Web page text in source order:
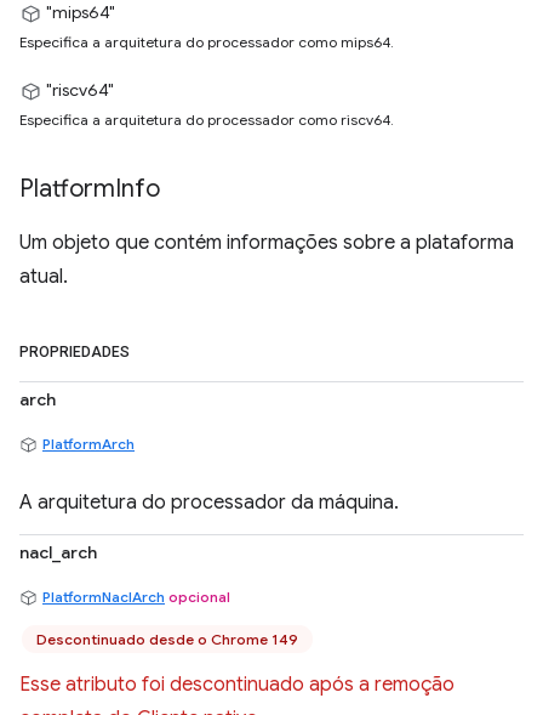
"mips64"
Especifica a arquitetura do processador como mips64.
"riscv64"
Especifica a arquitetura do processador como riscv64.
PlatformInfo
Um objeto que contém informações sobre a plataforma
atual.
PROPRIEDADES
arch
PlatformArch
A arquitetura do processador da máquina.
nacl_arch
PlatformNaclArch opcional
Descontinuado desde o Chrome 149
Esse atributo foi descontinuado após a remoção